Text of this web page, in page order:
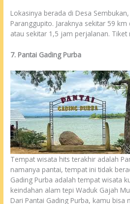
Lokasinya berada di Desa
Paranggupito. Jaraknya sekitar 59
atau sekitar 1,5 jam perjalanan. Tiket
7. Pantai Gading Purba
Tempat wisata hits terakhir adalah
namanya pantai, tempat ini tidak
Gading Purba adalah tempat wisata
keindahan alam tepi Waduk Gajah
Dari Pantai Gading Purba, kamu bisa